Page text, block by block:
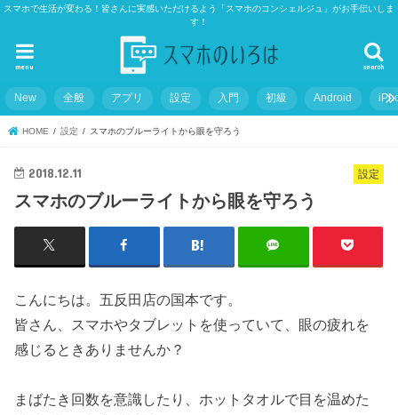
スマホで生活が変わる！皆さんに実感いただけるよう「スマホのコンシェルジュ」がお手伝いしま
す！
search
menu
New 全般 アプリ 設定 入門 初級 Android
HOME 設定 スマホのブルーライトから眼を守ろう
設定
2018.12.11
スマホのブルーライトから眼を守ろう
こんにちは。五反田店の国本です。
皆さん、スマホやタブレットを使っていて、眼の疲れを
感じるときありませんか？
まばたき回数を意識したり、ホットタオルで目を温めた